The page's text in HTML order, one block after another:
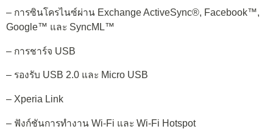
– การซินโครไนซ์ผ่าน Exchange ActiveSync®, Facebook™,
Google™ และ SyncML™
– การชาร์จ USB
– รองรับ USB 2.0 และ Micro USB
– Xperia Link
– ฟังก์ชันการทำงาน Wi-Fi และ Wi-Fi Hotspot